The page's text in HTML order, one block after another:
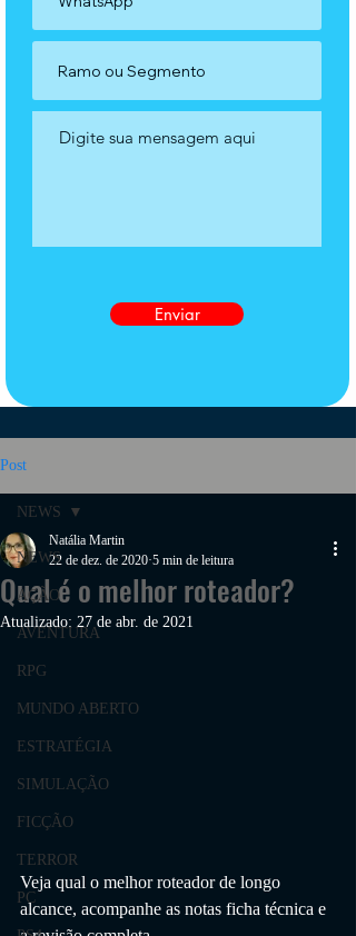
Enviar
Post
NEWS
AÇÃO
AVENTURA
RPG
MUNDO ABERTO
ESTRATÉGIA
SIMULAÇÃO
FICÇÃO
TERROR
PC
NEWS
Qual é o melhor roteador?
Natália Martin
22 de dez. de 2020 5 min de leitura
Atualizado: 27 de abr. de 2021
Veja qual o melhor roteador de longo
alcance, acompanhe as notas ficha técnica e